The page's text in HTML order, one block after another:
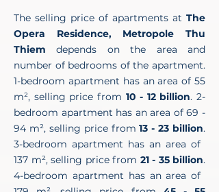
The selling price of apartments at The
Opera Residence, Metropole Thu
Thiem depends on the area and
number of bedrooms of the apartment.
1-bedroom apartment has an area of ​​55
m², selling price from 10 - 12 billion. 2-
bedroom apartment has an area of ​​69 -
94 m², selling price from13 - 23 billion.
3-bedroom apartment has an area of ​​
137 m², selling price from 21 - 35 billion.
4-bedroom apartment has an area of ​​